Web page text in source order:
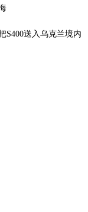
S400送入乌克兰境内